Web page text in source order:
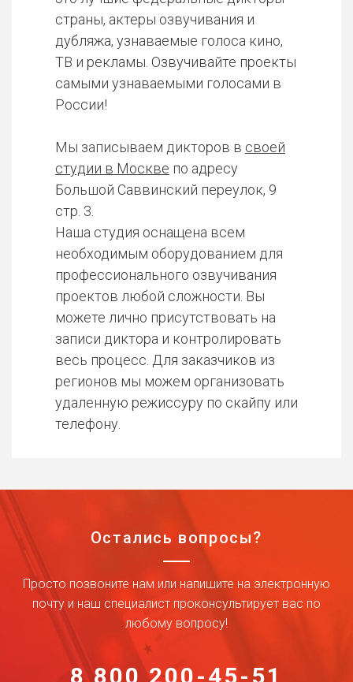
страны, актеры озвучивания и
дубляжа, узнаваемые голоса кино,
ТВ и рекламы. Озвучивайте проекты
самыми узнаваемыми голосами в
России!
Мы записываем дикторов в своей
студии в Москве по адресу
Большой Саввинский переулок, 9
стр. 3.
Наша студия оснащена всем
необходимым оборудованием для
профессионального озвучивания
проектов любой сложности. Вы
можете лично присутствовать на
записи диктора и контролировать
весь процесс. Для заказчиков из
регионов мы можем организовать
удаленную режиссуру по скайпу или
телефону.
Остались вопросы?
Просто позвоните нам или напишите на электронную
почту и наш специалист проконсультирует вас по
любому вопросу!
8 800 200-45-51